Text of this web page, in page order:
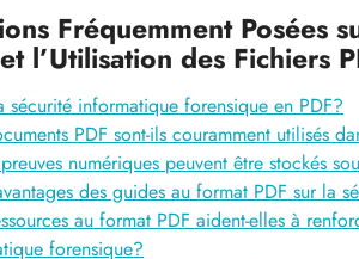
Fréquemment Posées
l’Utilisation des Fichiers
sécurité informatique forensique en PDF?
PDF sont-ils couramment utilisés
numériques peuvent être stockés
des guides au format PDF sur la
au format PDF aident-elles à
forensique?